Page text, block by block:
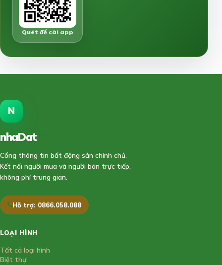
Quét để cài app
N
nhaDat
Cổng thông tin bất động sản chính chủ.
Kết nối người mua và người bán trực tiếp,
không phí trung gian.
Hỗ trợ: 0866.058.088
LOẠI HÌNH
Tất cả loại hình
Biệt thự